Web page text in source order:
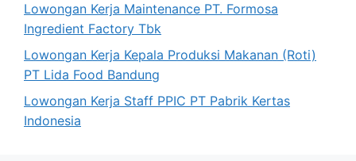
Lowongan Kerja Maintenance PT. Formosa
Ingredient Factory Tbk
Lowongan Kerja Kepala Produksi Makanan (Roti)
PT Lida Food Bandung
Lowongan Kerja Staff PPIC PT Pabrik Kertas
Indonesia